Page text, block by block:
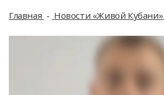
Главная Новости «Живой Кубани»